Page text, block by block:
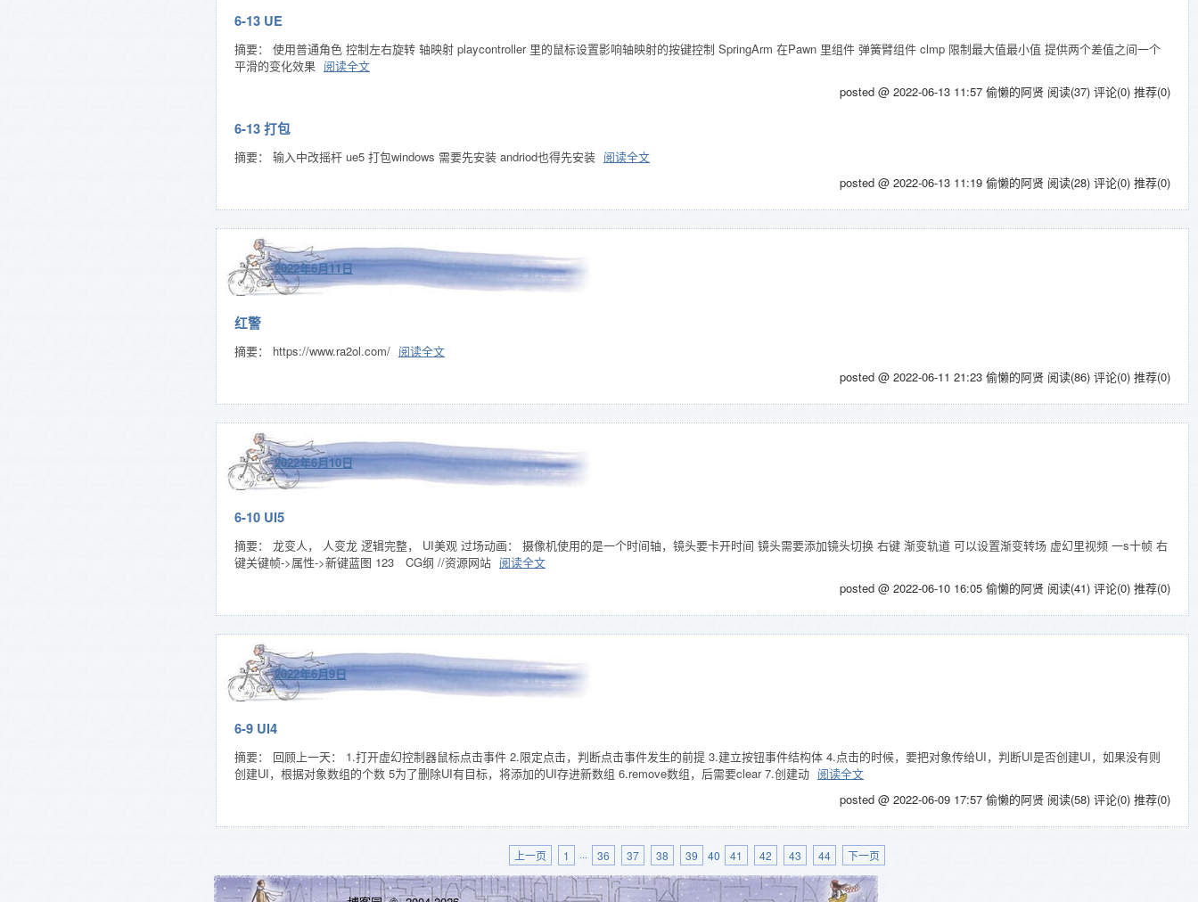
6-13 UE
摘要： 使用普通角色 控制左右旋转 轴映射 playcontroller 里的鼠标设置影响轴映射的按键控制 SpringArm 在Pawn 里组件 弹簧臂组件 clmp 限制最大值最小值 提供两个差值之间一个
平滑的变化效果 阅读全文
posted @ 2022-06-13 11:57 偷懒的阿贤 阅读(37) 评论(0) 推荐(0)
6-13 打包
摘要： 输入中改摇杆 ue5 打包windows 需要先安装 andriod也得先安装 阅读全文
posted @ 2022-06-13 11:19 偷懒的阿贤 阅读(28) 评论(0) 推荐(0)
2022年6月11日
红警
摘要： https://www.ra2ol.com/ 阅读全文
posted @ 2022-06-11 21:23 偷懒的阿贤 阅读(86) 评论(0) 推荐(0)
2022年6月10日
6-10 UI5
摘要： 龙变人， 人变龙 逻辑完整， UI美观 过场动画： 摄像机使用的是一个时间轴，镜头要卡开时间 镜头需要添加镜头切换 右键 渐变轨道 可以设置渐变转场 虚幻里视频 一s十帧 右
键关键帧->属性->新键蓝图 123 CG纲 //资源网站 阅读全文
posted @ 2022-06-10 16:05 偷懒的阿贤 阅读(41) 评论(0) 推荐(0)
2022年6月9日
6-9 UI4
摘要： 回顾上一天： 1.打开虚幻控制器鼠标点击事件 2.限定点击，判断点击事件发生的前提 3.建立按钮事件结构体 4.点击的时候，要把对象传给UI，判断UI是否创建UI，如果没有则
创建UI，根据对象数组的个数 5为了删除UI有目标，将添加的UI存进新数组 6.remove数组，后需要clear 7.创建动 阅读全文
posted @ 2022-06-09 17:57 偷懒的阿贤 阅读(58) 评论(0) 推荐(0)
上一页 1 ··· 36 37 38 39 40 41 42 43 44 下一页